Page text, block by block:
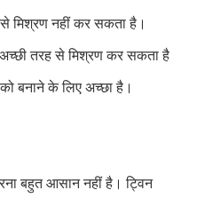
मिश्रण नहीं कर सकता है।
तरह से मिश्रण कर सकता है
बनाने के लिए अच्छा है।
बहुत आसान नहीं है। ट्विन